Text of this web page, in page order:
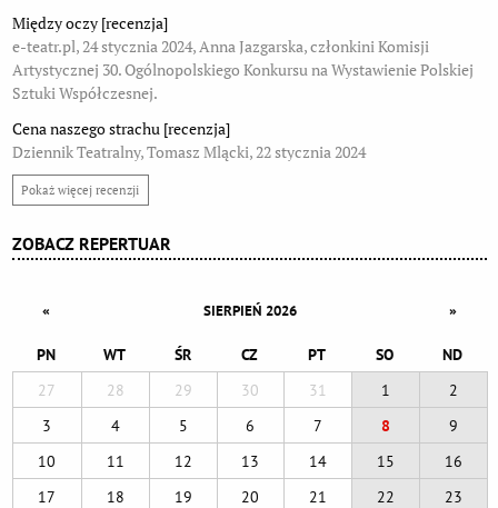
ZOBACZ REPERTUAR
« SIERPIEŃ 2026 »
PN WT ŚR CZ PT SO
ND
27
28 29 30 31 1
2
3
4 5 6 7 8
9
10
11 12 13 14 15
16
17
18 19 20 21 22
23
Między oczy [recenzja]
e-teatr.pl, 24 stycznia 2024, Anna Jazgarska, członkini Komisji
Artystycznej 30. Ogólnopolskiego Konkursu na Wystawienie Polskiej
Sztuki Współczesnej.
Cena naszego strachu [recenzja]
Dziennik Teatralny, Tomasz Mlącki, 22 stycznia 2024
Pokaż więcej recenzji